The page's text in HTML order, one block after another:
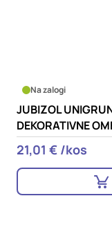
Na zalogi
JUBIZOL
DEKORATIVNE
21,01 € /kos